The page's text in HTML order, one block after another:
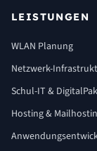
LEISTUNGEN
WLAN Planung
Netzwerk-
Schul-IT &
Hosting &